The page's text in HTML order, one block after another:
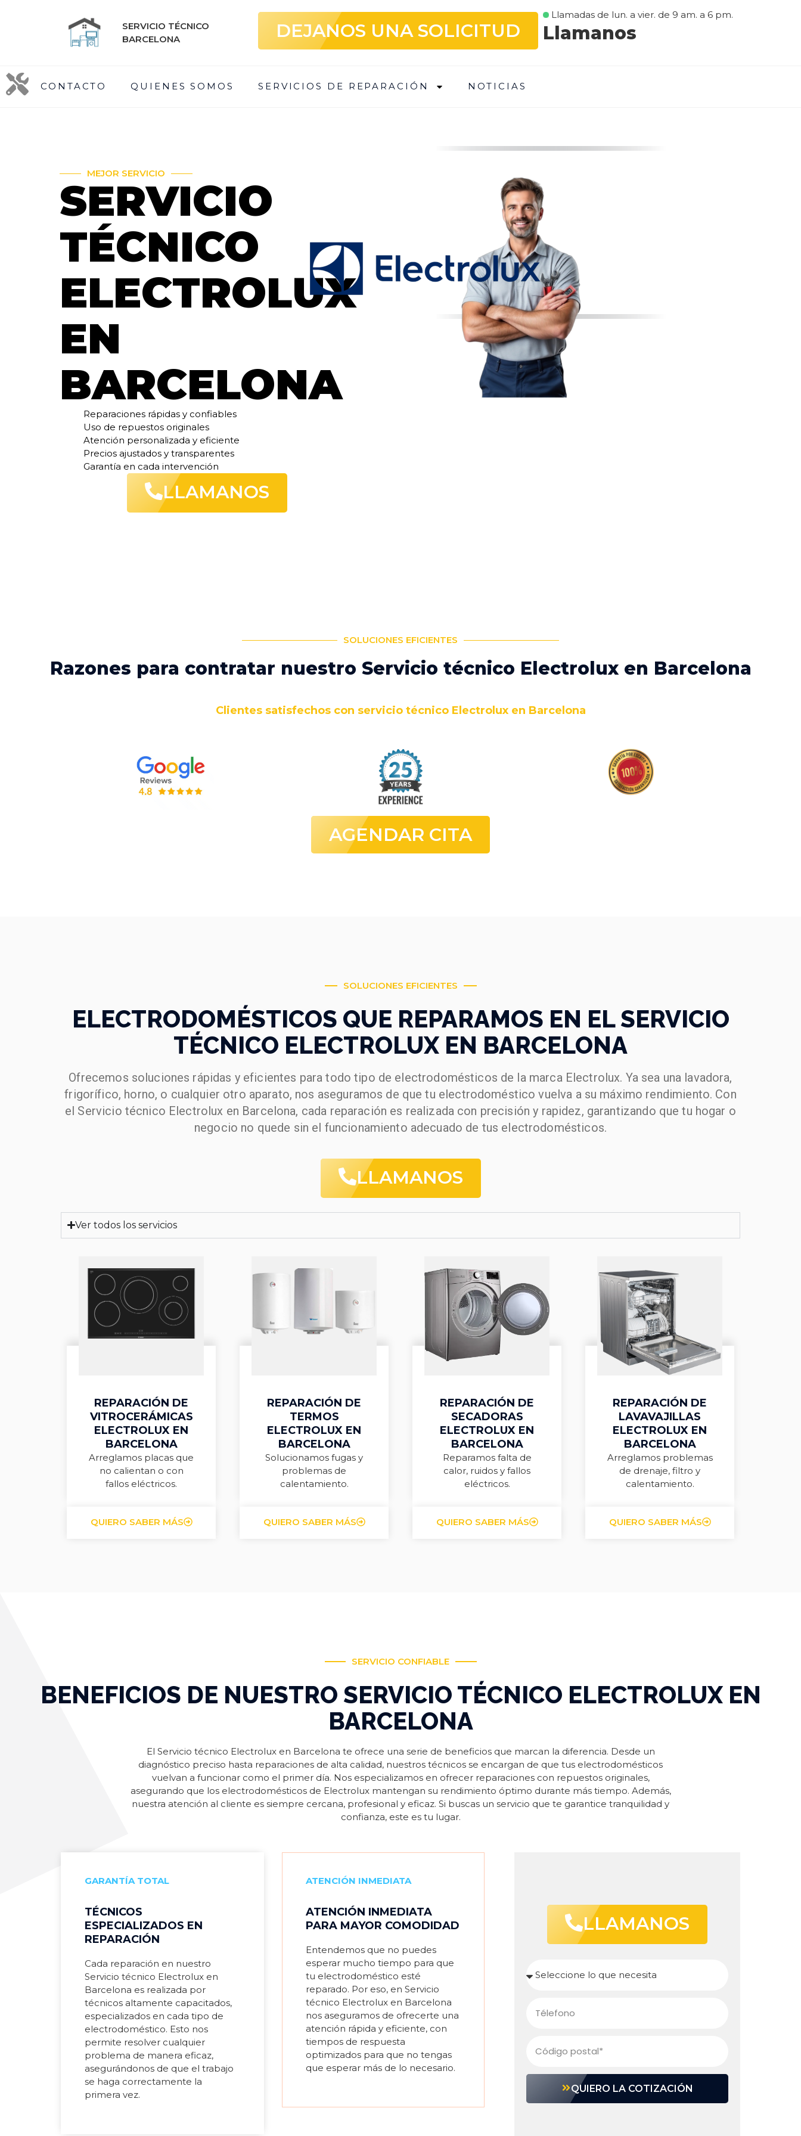
SERVICIO TÉCNICO
BARCELONA
DEJANOS UNA SOLICITUD
Llamadas de lun. a vier. de 9 am. a 6 pm.
Llamanos
CONTACTO QUIENES SOMOS SERVICIOS DE REPARACIÓN NOTICIAS
MEJOR SERVICIO
SERVICIO
TÉCNICO
ELECTROLUX
EN
BARCELONA
Reparaciones rápidas y confiables
Uso de repuestos originales
Atención personalizada y eficiente
Precios ajustados y transparentes
Garantía en cada intervención
LLAMANOS
SOLUCIONES EFICIENTES
Razones para contratar nuestro Servicio técnico Electrolux en Barcelona
Clientes satisfechos con servicio técnico Electrolux en Barcelona
AGENDAR CITA
SOLUCIONES EFICIENTES
ELECTRODOMÉSTICOS QUE REPARAMOS EN EL SERVICIO
TÉCNICO ELECTROLUX EN BARCELONA
Ofrecemos soluciones rápidas y eficientes para todo tipo de electrodomésticos de la marca Electrolux. Ya sea una lavadora,
frigorífico, horno, o cualquier otro aparato, nos aseguramos de que tu electrodoméstico vuelva a su máximo rendimiento. Con
el Servicio técnico Electrolux en Barcelona, cada reparación es realizada con precisión y rapidez, garantizando que tu hogar o
negocio no quede sin el funcionamiento adecuado de tus electrodomésticos.
LLAMANOS
Ver todos los servicios
REPARACIÓN DE
VITROCERÁMICAS
ELECTROLUX EN
BARCELONA
Arreglamos placas que
no calientan o con
fallos eléctricos.
QUIERO SABER MÁS
REPARACIÓN DE
TERMOS
ELECTROLUX EN
BARCELONA
Solucionamos fugas y
problemas de
calentamiento.
QUIERO SABER MÁS
REPARACIÓN DE
SECADORAS
ELECTROLUX EN
BARCELONA
Reparamos falta de
calor, ruidos y fallos
eléctricos.
QUIERO SABER MÁS
REPARACIÓN DE
LAVAVAJILLAS
ELECTROLUX EN
BARCELONA
Arreglamos problemas
de drenaje, filtro y
calentamiento.
QUIERO SABER MÁS
SERVICIO CONFIABLE
BENEFICIOS DE NUESTRO SERVICIO TÉCNICO ELECTROLUX EN
BARCELONA
El Servicio técnico Electrolux en Barcelona te ofrece una serie de beneficios que marcan la diferencia. Desde un
diagnóstico preciso hasta reparaciones de alta calidad, nuestros técnicos se encargan de que tus electrodomésticos
vuelvan a funcionar como el primer día. Nos especializamos en ofrecer reparaciones con repuestos originales,
asegurando que los electrodomésticos de Electrolux mantengan su rendimiento óptimo durante más tiempo. Además,
nuestra atención al cliente es siempre cercana, profesional y eficaz. Si buscas un servicio que te garantice tranquilidad y
confianza, este es tu lugar.
GARANTÍA TOTAL
TÉCNICOS
ESPECIALIZADOS EN
REPARACIÓN
Cada reparación en nuestro
Servicio técnico Electrolux en
Barcelona es realizada por
técnicos altamente capacitados,
especializados en cada tipo de
electrodoméstico. Esto nos
permite resolver cualquier
problema de manera eficaz,
asegurándonos de que el trabajo
se haga correctamente la
primera vez.
ATENCIÓN INMEDIATA
ATENCIÓN INMEDIATA
PARA MAYOR COMODIDAD
Entendemos que no puedes
esperar mucho tiempo para que
tu electrodoméstico esté
reparado. Por eso, en Servicio
técnico Electrolux en Barcelona
nos aseguramos de ofrecerte una
atención rápida y eficiente, con
tiempos de respuesta
optimizados para que no tengas
que esperar más de lo necesario.
LLAMANOS
QUIERO LA COTIZACIÓN